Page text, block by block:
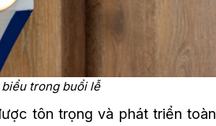
trong buổi lễ
tôn trọng và phát triển toàn